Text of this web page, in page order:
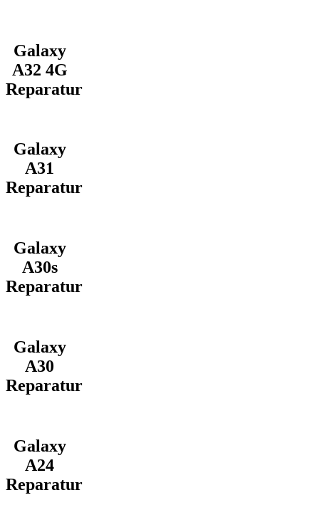
Galaxy
A32 4G
Reparatur
Galaxy
A31
Reparatur
Galaxy
A30s
Reparatur
Galaxy
A30
Reparatur
Galaxy
A24
Reparatur